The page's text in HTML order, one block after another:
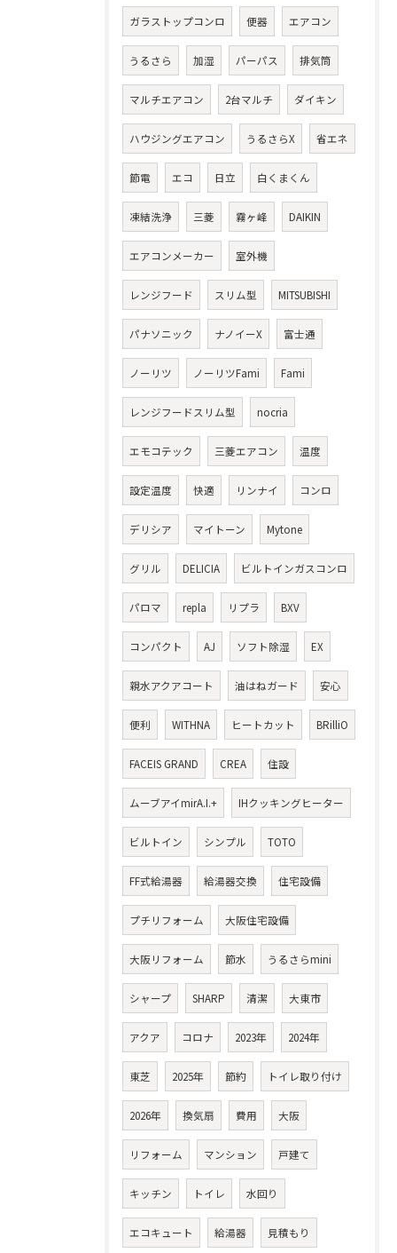
ガラストップコンロ 便器 エアコン
うるさら 加湿 パーパス 排気筒
マルチエアコン 2台マルチ ダイキン
ハウジングエアコン うるさらX 省エネ
節電 エコ 日立 白くまくん
凍結洗浄 三菱 霧ヶ峰 DAIKIN
エアコンメーカー 室外機
レンジフード スリム型 MITSUBISHI
パナソニック ナノイーX 富士通
ノーリツ ノーリツFami Fami
レンジフードスリム型 nocria
エモコテック 三菱エアコン 温度
設定温度 快適 リンナイ コンロ
デリシア マイトーン Mytone
グリル DELICIA ビルトインガスコンロ
パロマ repla リプラ BXV
コンパクト AJ ソフト除湿 EX
親水アクアコート 油はねガード 安心
便利 WITHNA ヒートカット BRilliO
FACEIS GRAND CREA 住設
ムーブアイmirA.I.+ IHクッキングヒーター
ビルトイン シンプル TOTO
FF式給湯器 給湯器交換 住宅設備
プチリフォーム 大阪住宅設備
大阪リフォーム 節水 うるさらmini
シャープ SHARP 清潔 大東市
アクア コロナ 2023年 2024年
東芝 2025年 節約 トイレ取り付け
2026年 換気扇 費用 大阪
リフォーム マンション 戸建て
キッチン トイレ 水回り
エコキュート 給湯器 見積もり